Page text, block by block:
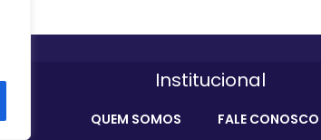
Institucional
QUEM SOMOS FALE CONOSCO